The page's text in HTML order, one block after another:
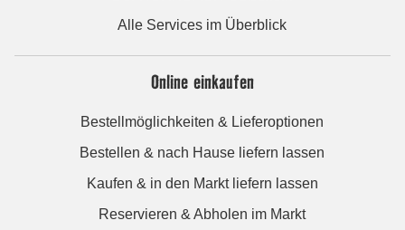
Alle Services im Überblick
Online einkaufen
Bestellmöglichkeiten & Lieferoptionen
Bestellen & nach Hause liefern lassen
Kaufen & in den Markt liefern lassen
Reservieren & Abholen im Markt